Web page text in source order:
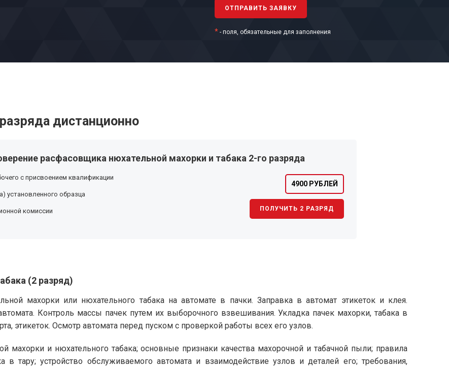
* - поля, обязательные для заполнения
дистанционно
расфасовщика нюхательной махорки и табака 2-го разряда
с присвоением квалификации
установленного образца
комиссии
4900 РУБЛЕЙ
ПОЛУЧИТЬ 2 РАЗРЯД
(2 разряд)
махорки или нюхательного табака на автомате в пачки. Заправка в автомат этикеток и клея.
Контроль массы пачек путем их выборочного взвешивания. Укладка пачек махорки, табака в
этикеток. Осмотр автомата перед пуском с проверкой работы всех его узлов.
махорки и нюхательного табака; основные признаки качества махорочной и табачной пыли; правила
тару; устройство обслуживаемого автомата и взаимодействие узлов и деталей его; требования,